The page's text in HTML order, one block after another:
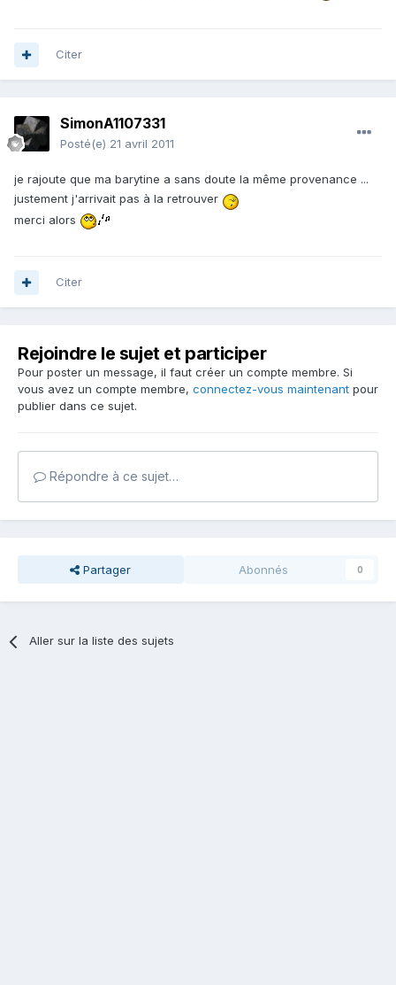
Citer
SimonA1107331
Posté(e) 21 avril 2011
je rajoute que ma barytine a sans doute la même provenance ...
justement j'arrivait pas à la retrouver
merci alors
Citer
Rejoindre le sujet et participer
Pour poster un message, il faut créer un compte membre. Si
vous avez un compte membre, connectez-vous maintenant pour
publier dans ce sujet.
Répondre à ce sujet…
Partager Abonnés 0
Aller sur la liste des sujets